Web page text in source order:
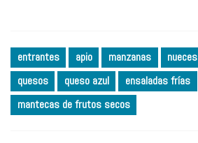
entrantes apio manzanas nueces
quesos
queso azul
ensaladas frías
mantecas de frutos secos